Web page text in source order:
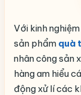
Với kinh
sản phẩm quà
nhân công sản
hàng am hiểu
động xử lí các